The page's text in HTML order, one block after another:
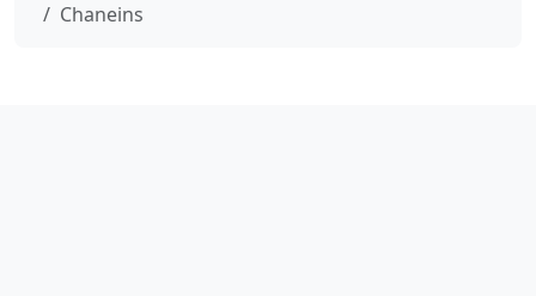
Chaneins